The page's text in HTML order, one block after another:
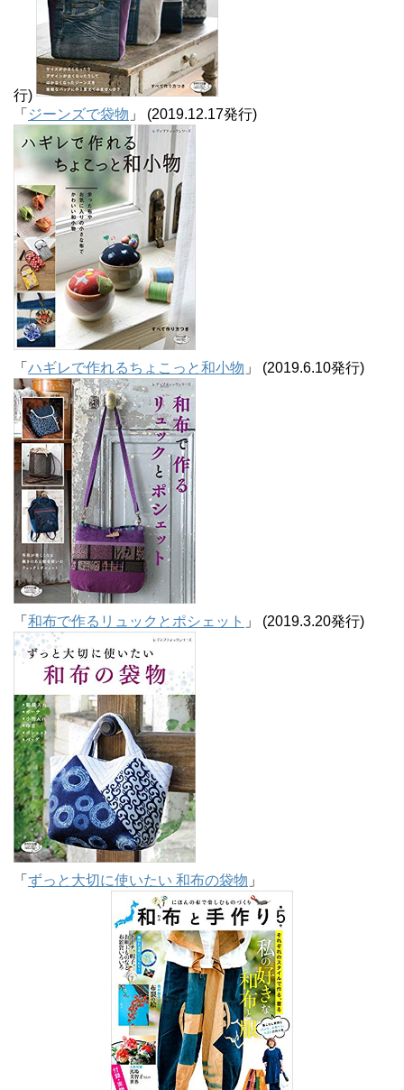
行)
「 ジーンズで袋物 」 (2019.12.17発行)
「 ハギレで作れるちょこっと和小物 」 (2019.6.10発行)
「 和布で作るリュックとポシェット 」 (2019.3.20発行)
「 ずっと大切に使いたい 和布の袋物 」